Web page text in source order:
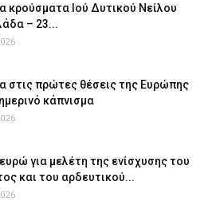
κρούσματα Ιού Δυτικού Νείλου
– 23...
στις πρώτες θέσεις της Ευρώπης
κάπνισμα
για μελέτη της ενίσχυσης του
και του αρδευτικού...